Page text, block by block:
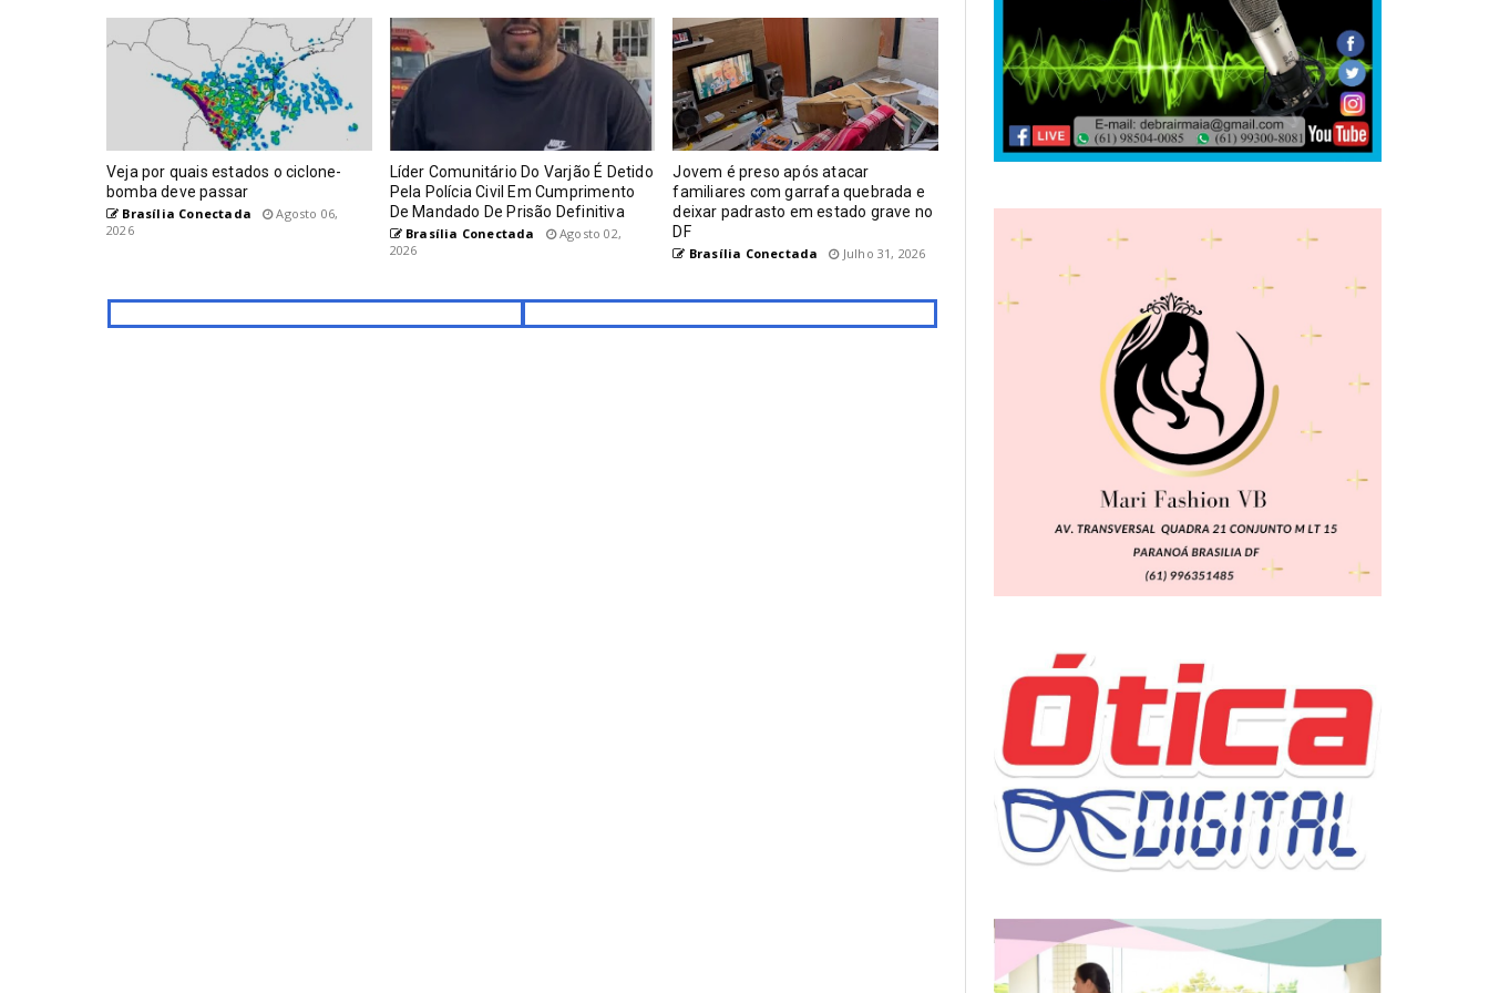
Veja por quais estados o ciclone-
bomba deve passar
Brasília Conectada
Agosto 06,
2026
Líder Comunitário Do Varjão É Detido
Pela Polícia Civil Em Cumprimento
De Mandado De Prisão Definitiva
Brasília Conectada
Agosto 02,
2026
Jovem é preso após atacar
familiares com garrafa quebrada e
deixar padrasto em estado grave no
DF
Brasília Conectada Julho 31, 2026